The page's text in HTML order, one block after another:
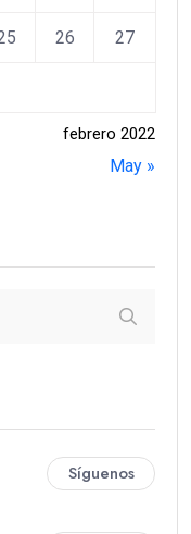
febrero 2022
26 27
May »
Síguenos